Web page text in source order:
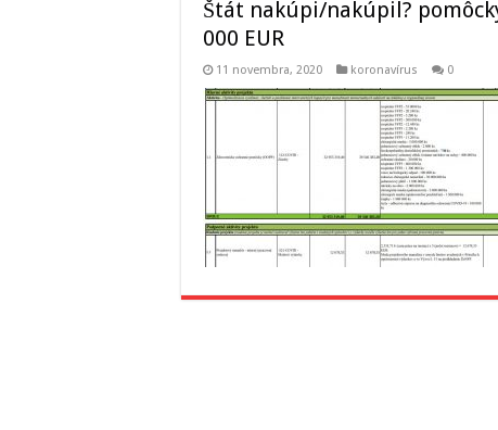
Štát nakúpi/nakúpil?
000 EUR
11 novembra, 2020 koronavírus 0